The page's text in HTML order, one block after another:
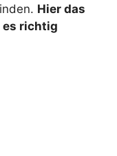
Hier das
es richtig